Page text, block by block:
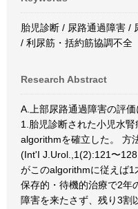
胎児診断 / 尿路通過障害 /
/ 利尿筋・括約筋協調不全
Research Abstract
A.上部尿路通過障害の評
1.胎児診断された小児水
algorithmを確立した。 方
(Int'I J.Urol.,1(2):121〜
がこのalgorithmに従えば
保存的・待機的治療で2年
障害を来たさず、残り3割